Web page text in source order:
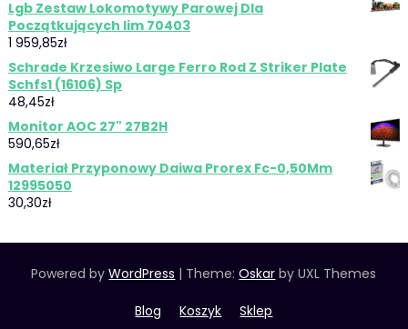
Lgb Zestaw Lokomotywy Parowej Dla
Początkujących Iim 70403
1 959,85zł
Schrade Krzesiwo Large Ferro Rod Z Striker Plate
Schfs1 (16106) Sp
48,45zł
Monitor AOC 27" 27B2H
590,65zł
Materiał Przyponowy Daiwa Prorex Fc-0,50Mm
12995050
30,30zł
Powered byWordPress | Theme:Oskar by UXL Themes
Blog Koszyk Sklep